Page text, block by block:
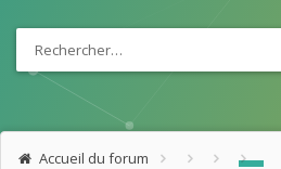
Accueil du forum